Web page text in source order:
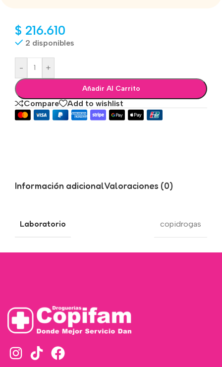
$ 216.610
2 disponibles
- +
Añadir Al Carrito
Compare Add to wishlist
Información adicionalValoraciones (0)
Laboratorio copidrogas